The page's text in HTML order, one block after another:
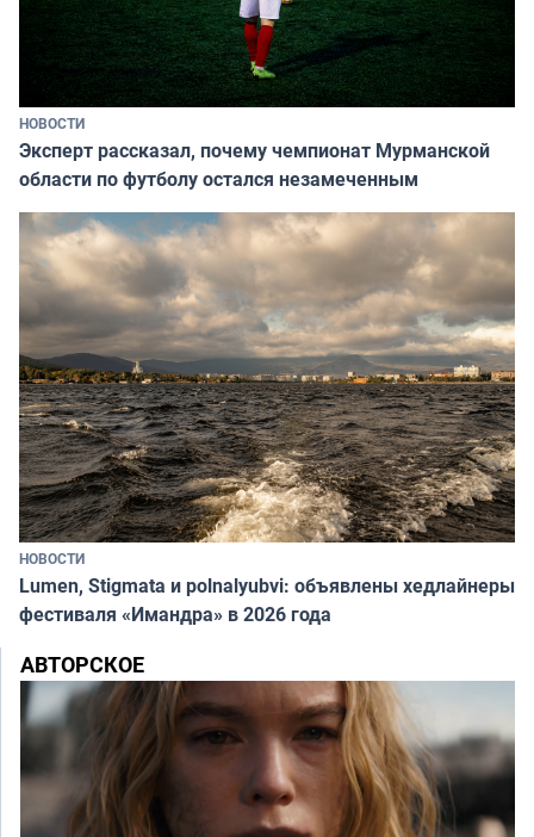
НОВОСТИ
Эксперт рассказал, почему чемпионат Мурманской
области по футболу остался незамеченным
НОВОСТИ
Lumen, Stigmata и polnalyubvi: объявлены хедлайнеры
фестиваля «Имандра» в 2026 года
АВТОРСКОЕ